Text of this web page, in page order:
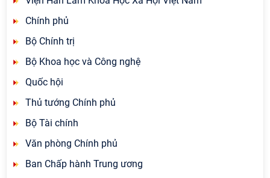
Chính phủ
Bộ Chính trị
Bộ Khoa học và Công nghệ
Quốc hội
Thủ tướng Chính phủ
Bộ Tài chính
Văn phòng Chính phủ
Ban Chấp hành Trung ương